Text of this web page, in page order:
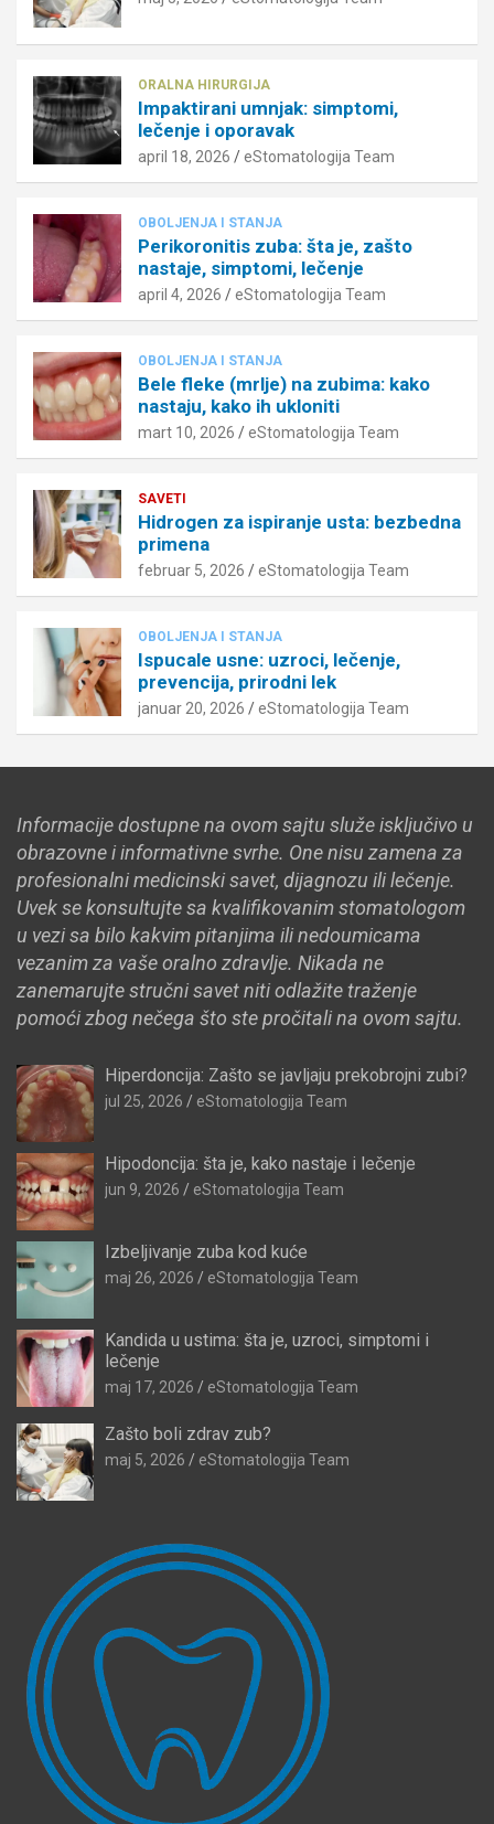
ORALNA HIRURGIJA
Impaktirani umnjak: simptomi,
lečenje i oporavak
april 18, 2026 eStomatologija Team
OBOLJENJA I STANJA
Perikoronitis zuba: šta je, zašto
nastaje, simptomi, lečenje
april 4, 2026 eStomatologija Team
OBOLJENJA I STANJA
Bele fleke (mrlje) na zubima: kako
nastaju, kako ih ukloniti
mart 10, 2026 eStomatologija Team
SAVETI
Hidrogen za ispiranje usta: bezbedna
primena
februar 5, 2026 eStomatologija Team
OBOLJENJA I STANJA
Ispucale usne: uzroci, lečenje,
prevencija, prirodni lek
januar 20, 2026 eStomatologija Team
Informacije dostupne na ovom sajtu služe isključivo u
obrazovne i informativne svrhe. One nisu zamena za
profesionalni medicinski savet, dijagnozu ili lečenje.
Uvek se konsultujte sa kvalifikovanim stomatologom
u vezi sa bilo kakvim pitanjima ili nedoumicama
vezanim za vaše oralno zdravlje. Nikada ne
zanemarujte stručni savet niti odlažite traženje
pomoći zbog nečega što ste pročitali na ovom sajtu.
Hiperdoncija: Zašto se javljaju prekobrojni zubi?
jul 25, 2026 eStomatologija Team
Hipodoncija: šta je, kako nastaje i lečenje
jun 9, 2026 eStomatologija Team
Izbeljivanje zuba kod kuće
maj 26, 2026 eStomatologija Team
Kandida u ustima: šta je, uzroci, simptomi i
lečenje
maj 17, 2026 eStomatologija Team
Zašto boli zdrav zub?
maj 5, 2026 eStomatologija Team